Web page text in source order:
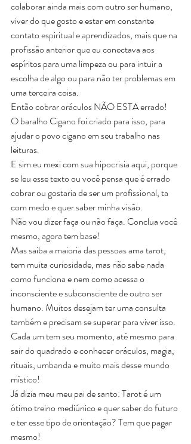
colaborar ainda mais com outro ser humano,
viver do que gosto e estar em constante
contato espiritual e aprendizados, mais que na
profissão anterior que eu conectava aos
espíritos para uma limpeza ou para intuir a
escolha de algo ou para não ter problemas em
uma terceira coisa.
Então cobrar oráculos NÃO ESTA errado!
O baralho Cigano foi criado para isso, para
ajudar o povo cigano em seu trabalho nas
leituras.
E sim eu mexi com sua hipocrisia aqui, porque
se leu esse texto ou você pensa que é errado
cobrar ou gostaria de ser um profissional, ta
com medo e quer saber minha visão.
Não vou dizer faça ou não faça. Conclua você
mesmo, agora tem base!
Mas saiba a maioria das pessoas ama tarot,
tem muita curiosidade, mas não sabe nada
como funciona e nem como acessa o
inconsciente e subconsciente de outro ser
humano. Muitos desejam ter uma consulta
também e precisam se superar para viver isso.
Cada um tem seu momento, até mesmo para
sair do quadrado e conhecer oráculos, magia,
rituais, umbanda e muito mais desse mundo
místico!
Já dizia meu meu pai de santo: Tarot é um
ótimo treino mediúnico e quer saber do futuro
e ter esse tipo de orientação? Tem que pagar
mesmo!